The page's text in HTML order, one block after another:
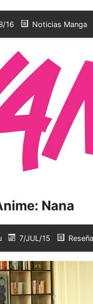
16 Noticias Manga
Nana
7/JUL/15